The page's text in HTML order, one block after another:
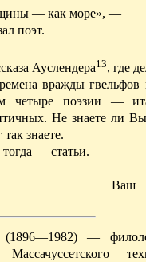
— как море», —
поэт.
Ауслендера13, где
вражды гвельфов
четыре поэзии —
Не знаете ли
знаете.
— статьи.
Ваш
—
Массачуссетского